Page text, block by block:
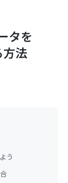
タを
法
う